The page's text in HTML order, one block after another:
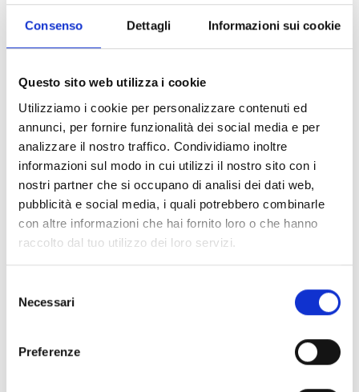
Consenso Dettagli Informazioni sui cookie
Questo sito web utilizza i cookie
Utilizziamo i cookie per personalizzare contenuti ed
annunci, per fornire funzionalità dei social media e per
analizzare il nostro traffico. Condividiamo inoltre
informazioni sul modo in cui utilizzi il nostro sito con i
nostri partner che si occupano di analisi dei dati web,
pubblicità e social media, i quali potrebbero combinarle
con altre informazioni che hai fornito loro o che hanno
raccolto dal tuo utilizzo dei loro servizi.
delNecessari
Preferenze